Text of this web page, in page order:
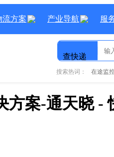
流方案 产业导航 服
查快递
搜索热词： 在途监
方案-通天晓-